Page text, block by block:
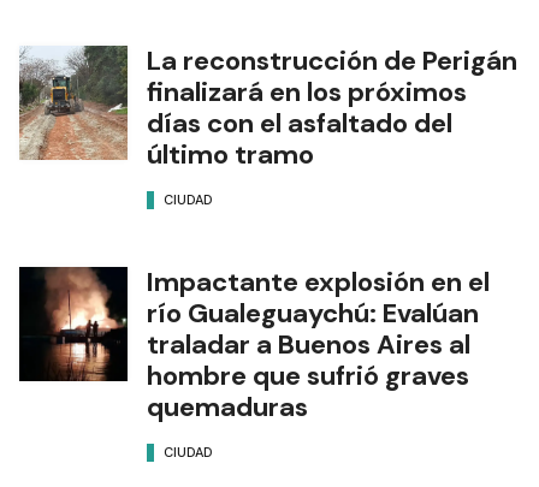
La reconstrucción de Perigán
finalizará en los próximos
días con el asfaltado del
último tramo
CIUDAD
Impactante explosión en el
río Gualeguaychú: Evalúan
traladar a Buenos Aires al
hombre que sufrió graves
quemaduras
CIUDAD